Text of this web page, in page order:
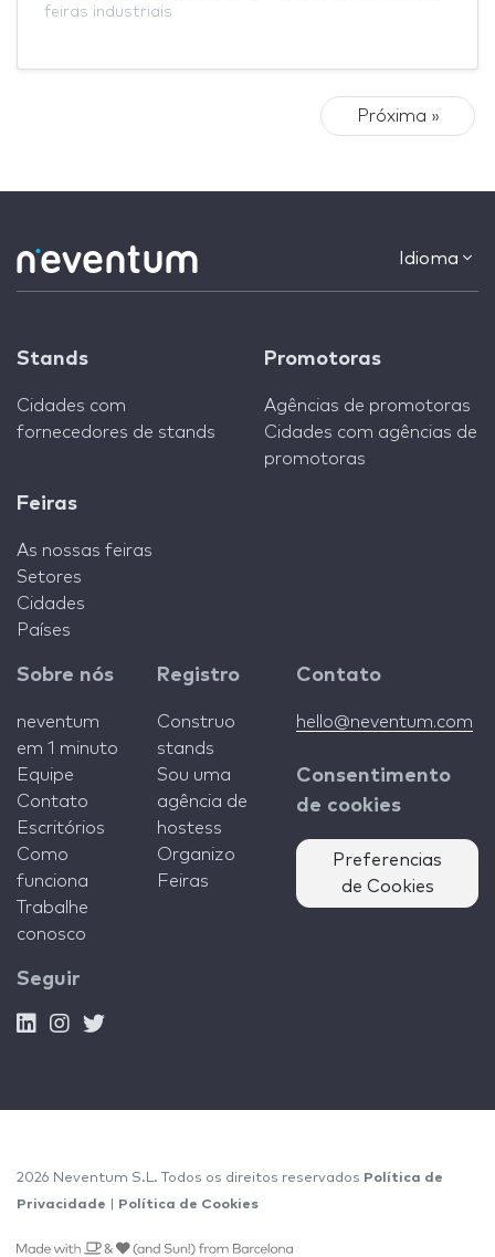
feiras industriais
Próxima »
Idioma
Stands
Cidades com
fornecedores de stands
Promotoras
Agências de promotoras
Cidades com agências de
promotoras
Feiras
As nossas feiras
Setores
Cidades
Países
Sobre nós
neventum
em 1 minuto
Equipe
Contato
Escritórios
Como
funciona
Trabalhe
conosco
Registro
Construo
stands
Sou uma
agência de
hostess
Organizo
Feiras
Contato
hello@neventum.com
Consentimento
de cookies
Preferencias
de Cookies
Seguir
2026 Neventum S.L. Todos os direitos reservados Política de
Privacidade
Política de Cookies